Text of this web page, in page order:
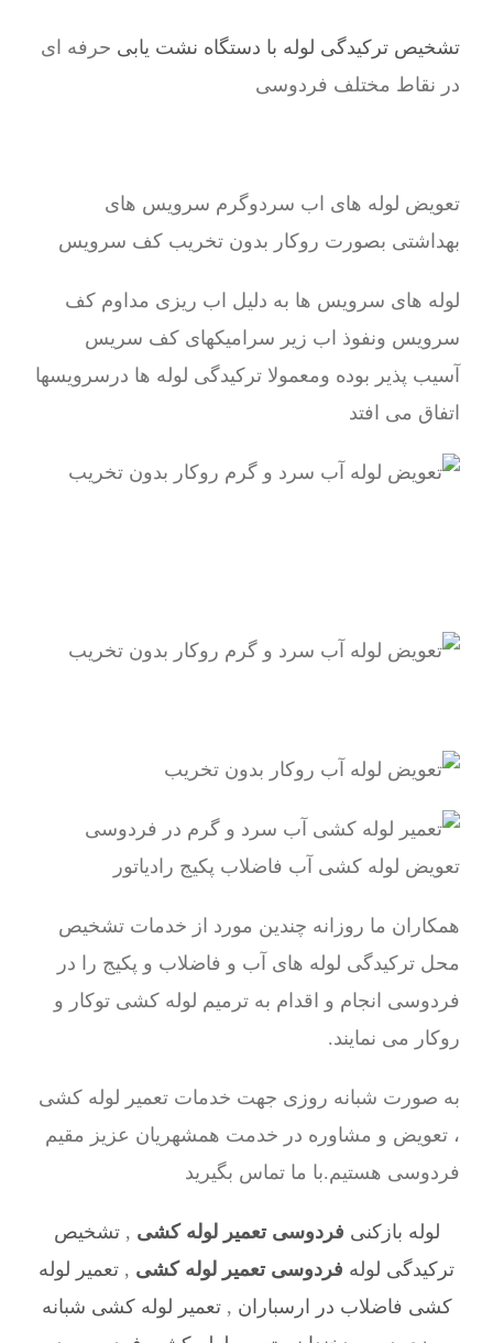
تشخیص ترکیدگی لوله با دستگاه نشت یابی حرفه ای
در نقاط مختلف فردوسی
تعویض لوله های اب سردوگرم سرویس های
بهداشتی بصورت روکار بدون تخریب کف سرویس
لوله های سرویس ها به دلیل اب ریزی مداوم کف
سرویس ونفوذ اب زیر سرامیکهای کف سریس
آسیب پذیر بوده ومعمولا ترکیدگی لوله ها درسرویسها
اتفاق می افتد
همکاران ما روزانه چندین مورد از خدمات تشخیص
محل ترکیدگی لوله های آب و فاضلاب و پکیج را در
فردوسی انجام و اقدام به ترمیم لوله کشی توکار و
روکار می نمایند.
به صورت شبانه روزی جهت خدمات تعمیر لوله کشی
، تعویض و مشاوره در خدمت همشهریان عزیز مقیم
فردوسی هستیم.با ما تماس بگیرید
لوله بازکنی فردوسی تعمیر لوله کشی ,تشخیص
ترکیدگی لوله فردوسی تعمیر لوله کشی , تعمیر لوله
کشی فاضلاب در ارسباران ,تعمیر لوله کشی شبانه